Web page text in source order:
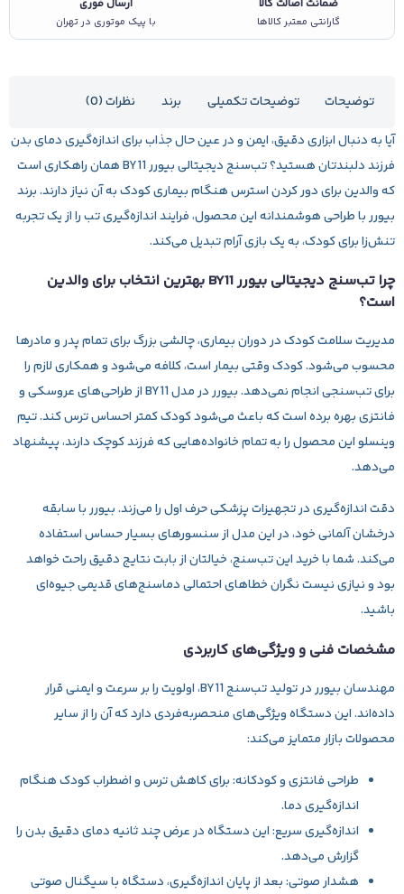
ضمانت اصالت کالا
گارانتی معتبر کالاها
ارسال فوری
با پیک موتوری در تهران
توضیحات توضیحات تکمیلی برند
نظرات (0)
آیا به دنبال ابزاری دقیق، ایمن و در عین حال جذاب برای اندازه‌گیری دمای بدن
فرزند دلبندتان هستید؟تب‌سنج دیجیتالی بیورر
همان راهکاری است
که والدین برای دور کردن استرس هنگام بیماری کودک به آن نیاز دارند. برند
بیورر با طراحی هوشمندانه این محصول، فرایند اندازه‌گیری تب را از یک تجربه
تنش‌زا برای کودک، به یک بازی آرام تبدیل می‌کند.
چرا تب‌سنج دیجیتالی بیورر BY11 بهترین انتخاب برای والدین
است؟
مدیریت سلامت کودک در دوران بیماری، چالشی بزرگ برای تمام پدر و مادرها
محسوب می‌شود. کودک وقتی بیمار است، کلافه می‌شود و همکاری لازم را
برای تب‌سنجی انجام نمی‌دهد. بیورر در مدل BY11 از طراحی‌های عروسکی و
فانتزی بهره برده است که باعث می‌شود کودک کمتر احساس ترس کند. تیم
وینسلو این محصول را به تمام خانواده‌هایی که فرزند کوچک دارند، پیشنهاد
می‌دهد.
دقت اندازه‌گیری در تجهیزات پزشکی حرف اول را می‌زند. بیورر با سابقه
درخشان آلمانی خود، در این مدل از سنسورهای بسیار حساس استفاده
می‌کند. شما با خرید این تب‌سنج، خیالتان از بابت نتایج دقیق راحت خواهد
بود و نیازی نیست نگران خطاهای احتمالی دماسنج‌های قدیمی جیوه‌ای
باشید.
مشخصات فنی و ویژگی‌های کاربردی
مهندسان بیورر در تولید تب‌سنج BY11، اولویت را بر سرعت و ایمنی قرار
داده‌اند. این دستگاه ویژگی‌های منحصربه‌فردی دارد که آن را از سایر
محصولات بازار متمایز می‌کند:
طراحی فانتزی و کودکانه:برای کاهش ترس و اضطراب کودک هنگام
اندازه‌گیری دما.
اندازه‌گیری سریع:این دستگاه در عرض چند ثانیه دمای دقیق بدن را
گزارش می‌دهد.
هشدار صوتی:بعد از پایان اندازه‌گیری، دستگاه با سیگنال صوتی